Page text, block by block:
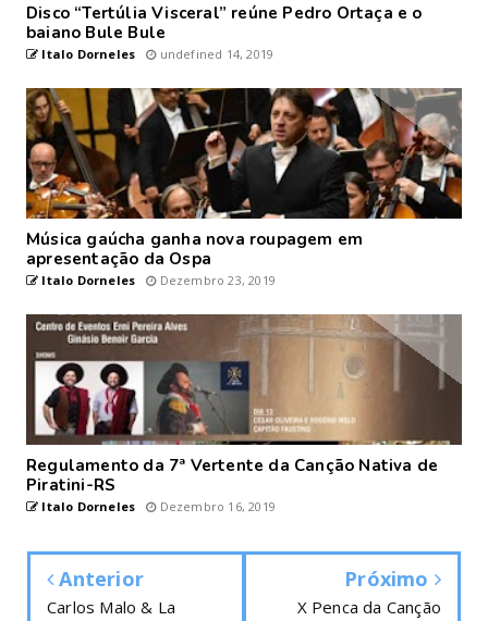
Disco “Tertúlia Visceral” reúne Pedro Ortaça e o
baiano Bule Bule
Italo Dorneles undefined 14, 2019
Música gaúcha ganha nova roupagem em
apresentação da Ospa
Italo Dorneles Dezembro 23, 2019
Regulamento da 7ª Vertente da Canção Nativa de
Piratini-RS
Italo Dorneles Dezembro 16, 2019
Anterior
Carlos Malo & La
Próximo
X Penca da Canção